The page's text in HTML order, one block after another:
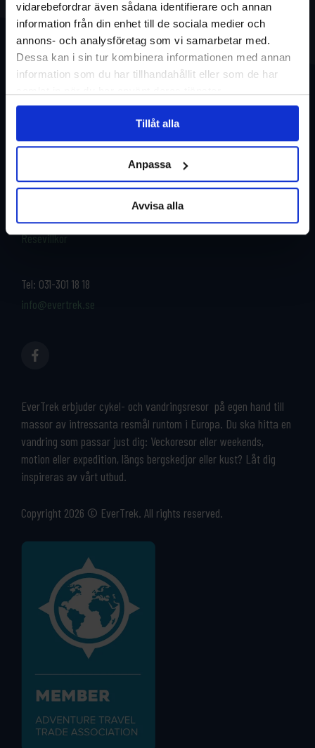
vidarebefordrar även sådana identifierare och annan
information från din enhet till de sociala medier och
annons- och analysföretag som vi samarbetar med.
Dessa kan i sin tur kombinera informationen med annan
information som du har tillhandahållit eller som de har
Tillåt alla
Anpassa
Avvisa alla
Tel: 031-301 18 18
info@evertrek.se
EverTrek erbjuder cykel- och vandringsresor på egen hand till
massor av intressanta resmål runtom i Europa. Du ska hitta en
vandring som passar just dig: Veckoresor eller weekends,
motion eller expedition, längs bergskedjor eller kust? Låt dig
inspireras av vårt utbud.
Copyright 2026 © EverTrek. All rights reserved.
Restyper
Om oss
Resevillkor
Boka och res tryggt med
EverTrek
Grupp & Konferens
Kontakta oss